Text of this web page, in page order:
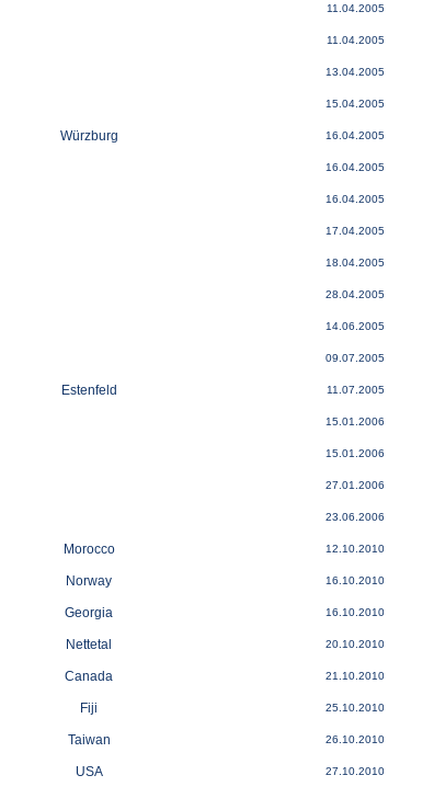
11.04.2005
11.04.2005
13.04.2005
15.04.2005
Würzburg 16.04.2005
16.04.2005
16.04.2005
17.04.2005
18.04.2005
28.04.2005
14.06.2005
09.07.2005
Estenfeld 11.07.2005
15.01.2006
15.01.2006
27.01.2006
23.06.2006
Morocco 12.10.2010
Norway 16.10.2010
Georgia 16.10.2010
Nettetal 20.10.2010
Canada 21.10.2010
Fiji 25.10.2010
Taiwan 26.10.2010
USA 27.10.2010